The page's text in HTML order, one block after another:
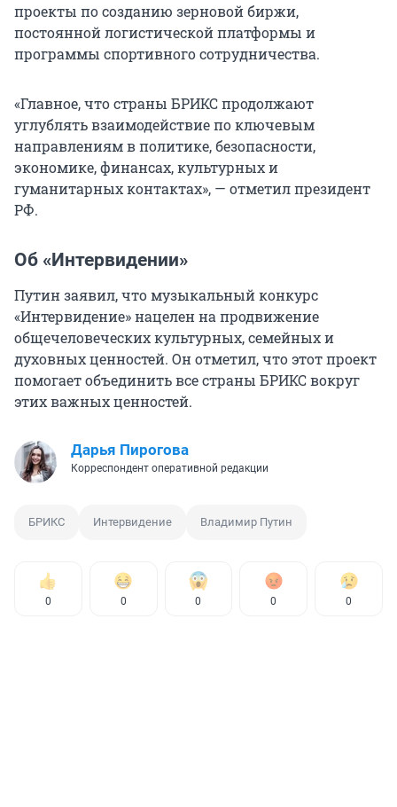
проекты по созданию зерновой биржи,
постоянной логистической платформы и
программы спортивного сотрудничества.
«Главное, что страны БРИКС продолжают
углублять взаимодействие по ключевым
направлениям в политике, безопасности,
экономике, финансах, культурных и
гуманитарных контактах», — отметил президент
РФ.
Об «Интервидении»
Путин заявил, что музыкальный конкурс
«Интервидение» нацелен на продвижение
общечеловеческих культурных, семейных и
духовных ценностей. Он отметил, что этот проект
помогает объединить все страны БРИКС вокруг
этих важных ценностей.
Дарья Пирогова
Корреспондент оперативной редакции
БРИКС Интервидение Владимир Путин
0 0 0 0 0